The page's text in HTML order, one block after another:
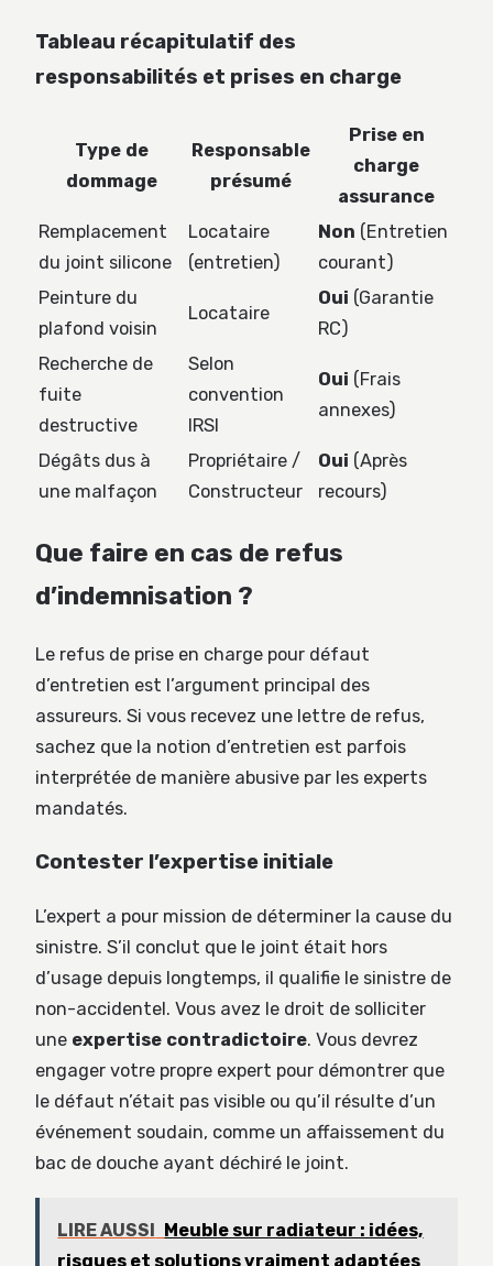
Tableau récapitulatif des
responsabilités et prises en charge
Type de
dommage
Responsable
présumé
Prise en
charge
assurance
Remplacement
du joint silicone
Locataire
(entretien)
Non (Entretien
courant)
Peinture du
plafond voisin
Locataire
Oui (Garantie
RC)
Recherche de
fuite
destructive
Selon
convention
IRSI
Oui (Frais
annexes)
Dégâts dus à
une malfaçon
Propriétaire /
Constructeur
Oui (Après
recours)
Que faire en cas de refus
d’indemnisation ?
Le refus de prise en charge pour défaut
d’entretien est l’argument principal des
assureurs. Si vous recevez une lettre de refus,
sachez que la notion d’entretien est parfois
interprétée de manière abusive par les experts
mandatés.
Contester l’expertise initiale
L’expert a pour mission de déterminer la cause du
sinistre. S’il conclut que le joint était hors
d’usage depuis longtemps, il qualifie le sinistre de
non-accidentel. Vous avez le droit de solliciter
une expertise contradictoire. Vous devrez
engager votre propre expert pour démontrer que
le défaut n’était pas visible ou qu’il résulte d’un
événement soudain, comme un affaissement du
bac de douche ayant déchiré le joint.
LIRE AUSSI Meuble sur radiateur : idées,
risques et solutions vraiment adaptées